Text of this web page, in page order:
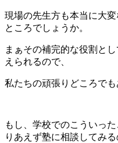
現場の先生方も本当に大
ところでしょうか。
まぁその補完的な役割と
えられるので、
私たちの頑張りどころでも
もし、学校でのこういっ
りあえず塾に相談してみる